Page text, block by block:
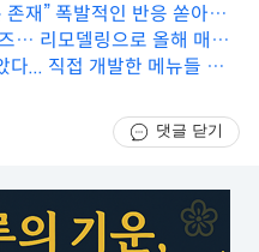
재” 폭발적인 반응 쏟아지
… 리모델링으로 올해 매출
다... 직접 개발한 메뉴들 내
댓글 닫기